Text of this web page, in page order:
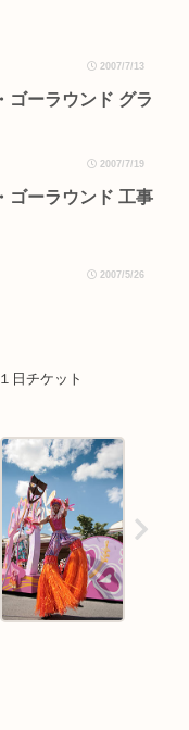
2007/7/13
ゴーラウンド グラ
2007/7/19
ゴーラウンド 工事
2007/5/26
日チケット